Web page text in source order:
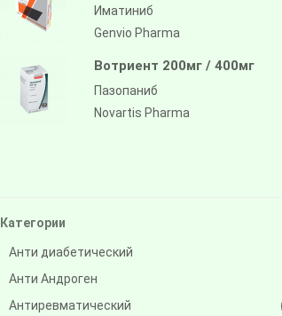
Иматиниб
Genvio Pharma
Вотриент 200мг / 400мг
Пазопаниб
Novartis Pharma
Категории
Анти диабетический
Анти Андроген
Антиревматический